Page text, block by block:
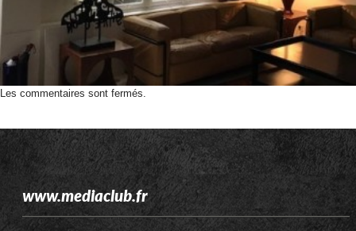
Les commentaires sont fermés.
www.mediaclub.fr